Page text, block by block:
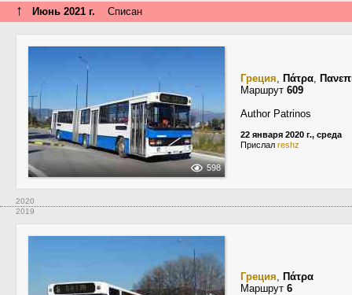
↑ Июнь 2021 г. Списан
598
Греция, Πάτρα,
Маршрут 609
Author Patrinos
22 января 2020 г., среда
Прислал reshz
2020
2019
Греция, Πάτρα
Маршрут 6